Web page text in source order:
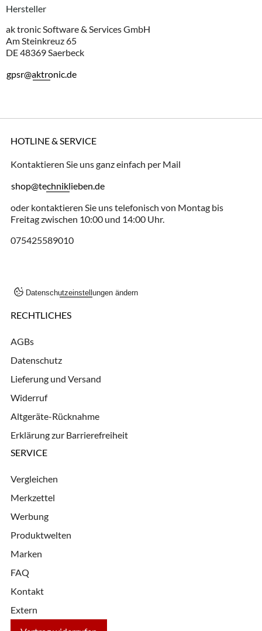
Hersteller
ak tronic Software & Services GmbH
Am Steinkreuz 65
DE 48369 Saerbeck
gpsr@aktronic.de
HOTLINE & SERVICE
Kontaktieren Sie uns ganz einfach per Mail
shop@techniklieben.de
oder kontaktieren Sie uns telefonisch von Montag bis
Freitag zwischen 10:00 und 14:00 Uhr.
075425589010
Datenschutzeinstellungen ändern
RECHTLICHES
AGBs
Datenschutz
Lieferung und Versand
Widerruf
Altgeräte-Rücknahme
Erklärung zur Barrierefreiheit
SERVICE
Vergleichen
Merkzettel
Werbung
Produktwelten
Marken
FAQ
Kontakt
Extern